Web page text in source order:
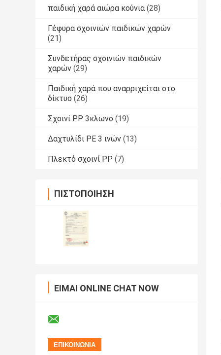
παιδική χαρά αιώρα κούνια (28)
Γέφυρα σχοινιών παιδικών χαρών
(21)
Συνδετήρας σχοινιών παιδικών
χαρών (29)
Παιδική χαρά που αναρριχείται στο
δίκτυο (26)
Σχοινί PP 3κλωνο (19)
Δαχτυλίδι PE 3 ινών (13)
Πλεκτό σχοινί PP (7)
ΠΙΣΤΟΠΟΊΗΣΗ
ΕΊΜΑΙ ONLINE CHAT NOW